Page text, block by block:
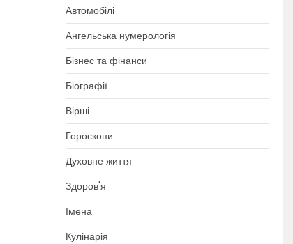
Автомобілі
Ангельська нумерологія
Бізнес та фінанси
Біографії
Вірші
Гороскопи
Духовне життя
Здоров'я
Імена
Кулінарія